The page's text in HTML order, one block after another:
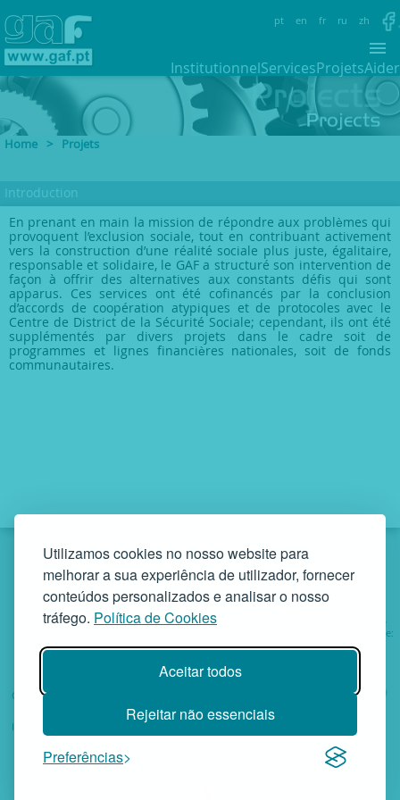
Utilizamos cookies no nosso website para
melhorar a sua experiência de utilizador, fornecer
conteúdos personalizados e analisar o nosso
tráfego. Política de Cookies
Aceitar todos
Rejeitar não essenciais
Preferências
pt en fr ru zh
InstitutionnelServicesProjetsAider
Home > Projets
Introduction
En prenant en main la mission de répondre aux problèmes qui
provoquent l’exclusion sociale, tout en contribuant activement
vers la construction d’une réalité sociale plus juste, égalitaire,
responsable et solidaire, le GAF a structuré son intervention de
façon à offrir des alternatives aux constants défis qui sont
apparus. Ces services ont été cofinancés par la conclusion
d’accords de coopération atypiques et de protocoles avec le
Centre de District de la Sécurité Sociale; cependant, ils ont été
supplémentés par divers projets dans le cadre soit de
programmes et lignes financières nationales, soit de fonds
communautaires.
Oeuvre
Sociale de:
Institutionnel Services
GAF - Gabinete de Atendimento à Família • Rua da Bandeira, 342
4900-561 Viana do Castelo • tel. +351 258 829 138 • geral@gaf.pt
Instituiton Privée de Solidarité Sociale – Inscrite sous le n.º 58/96
Publié em D.R. III 14-03-1997 – N.º Fiscal 503748935